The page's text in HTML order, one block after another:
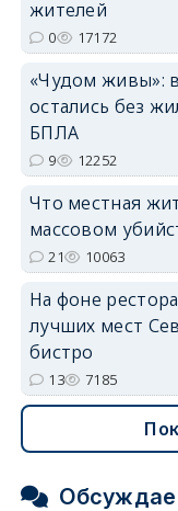
жителей
0 17172
«Чудом живы»:
остались без
БПЛА
9 12252
Что местная
массовом
21 10063
На фоне
лучших мест
бистро
13 7185